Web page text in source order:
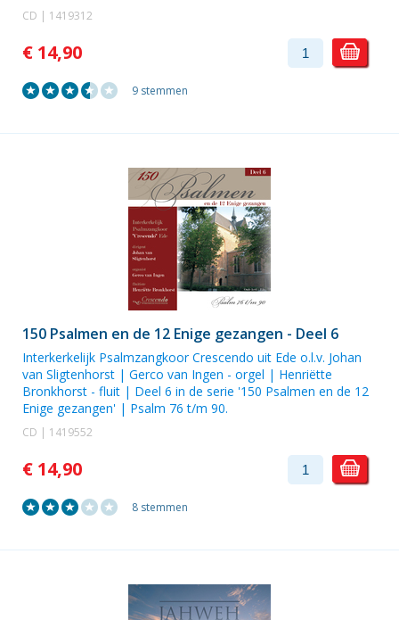
CD | 1419312
€ 14,90
9 stemmen
150 Psalmen en de 12 Enige gezangen - Deel 6
Interkerkelijk Psalmzangkoor Crescendo uit Ede o.l.v. Johan
van Sligtenhorst | Gerco van Ingen - orgel | Henriëtte
Bronkhorst - fluit | Deel 6 in de serie '150 Psalmen en de 12
Enige gezangen' | Psalm 76 t/m 90.
CD | 1419552
€ 14,90
8 stemmen